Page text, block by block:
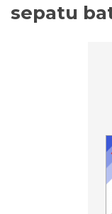
sepatu